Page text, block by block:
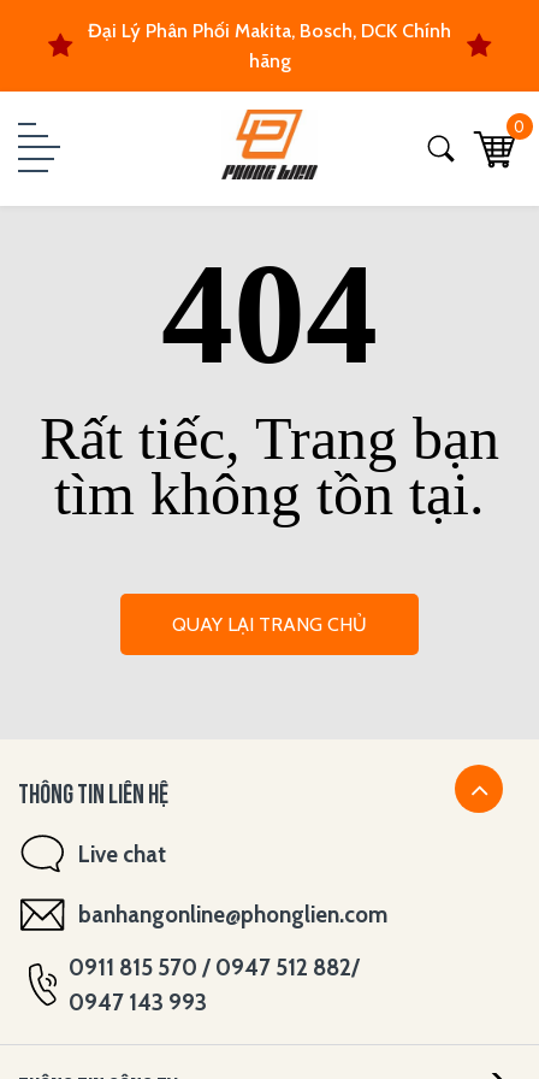
Đại Lý Phân Phối Makita, Bosch, DCK Chính
hãng
0
404
Rất tiếc, Trang bạn
tìm không tồn tại.
QUAY LẠI TRANG CHỦ
THÔNG TIN LIÊN HỆ
Live chat
banhangonline@phonglien.com
0911 815 570 / 0947 512 882/
0947 143 993